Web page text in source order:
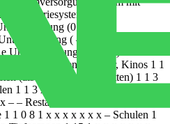
Str
echung (0 s) Str
echung ( – 0,5 s) Str
Unterbr echung ( – 1 5 s)
Theater, Kinos 1 1
(als Versammlungsstätten) 1 1 3
1 1 3 x x x x x x – –
– – Restaurants 1 1 3 x x x x x x –
1 1 0 8 1 x x x x x x x – Schulen 1